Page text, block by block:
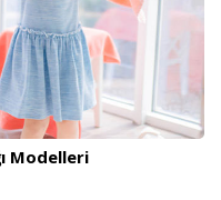
Modelleri